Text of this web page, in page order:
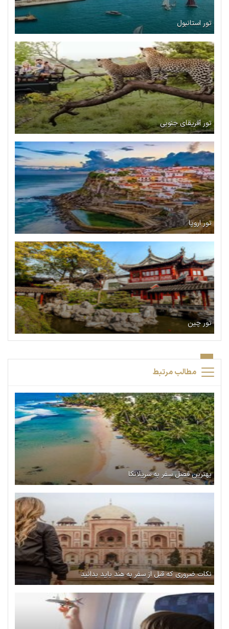
تور استانبول
تور آفریقای جنوبی
تور اروپا
تور چین
مطالب مرتبط
بهترین فصل سفر به سریلانکا
نکات ضروری که قبل از سفر به هند باید بدانید